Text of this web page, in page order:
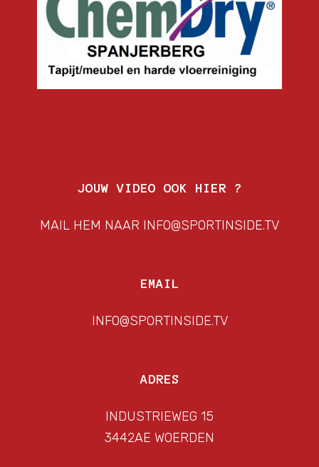
JOUW VIDEO OOK HIER ?
MAIL HEM NAAR INFO@SPORTINSIDE.TV
EMAIL
INFO@SPORTINSIDE.TV
ADRES
INDUSTRIEWEG 15
3442AE WOERDEN